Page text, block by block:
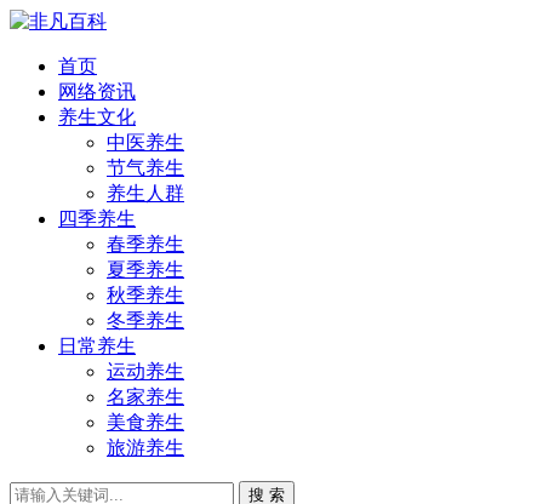
首页
网络资讯
养生文化
中医养生
节气养生
养生人群
四季养生
春季养生
夏季养生
秋季养生
冬季养生
日常养生
运动养生
名家养生
美食养生
旅游养生
搜 索